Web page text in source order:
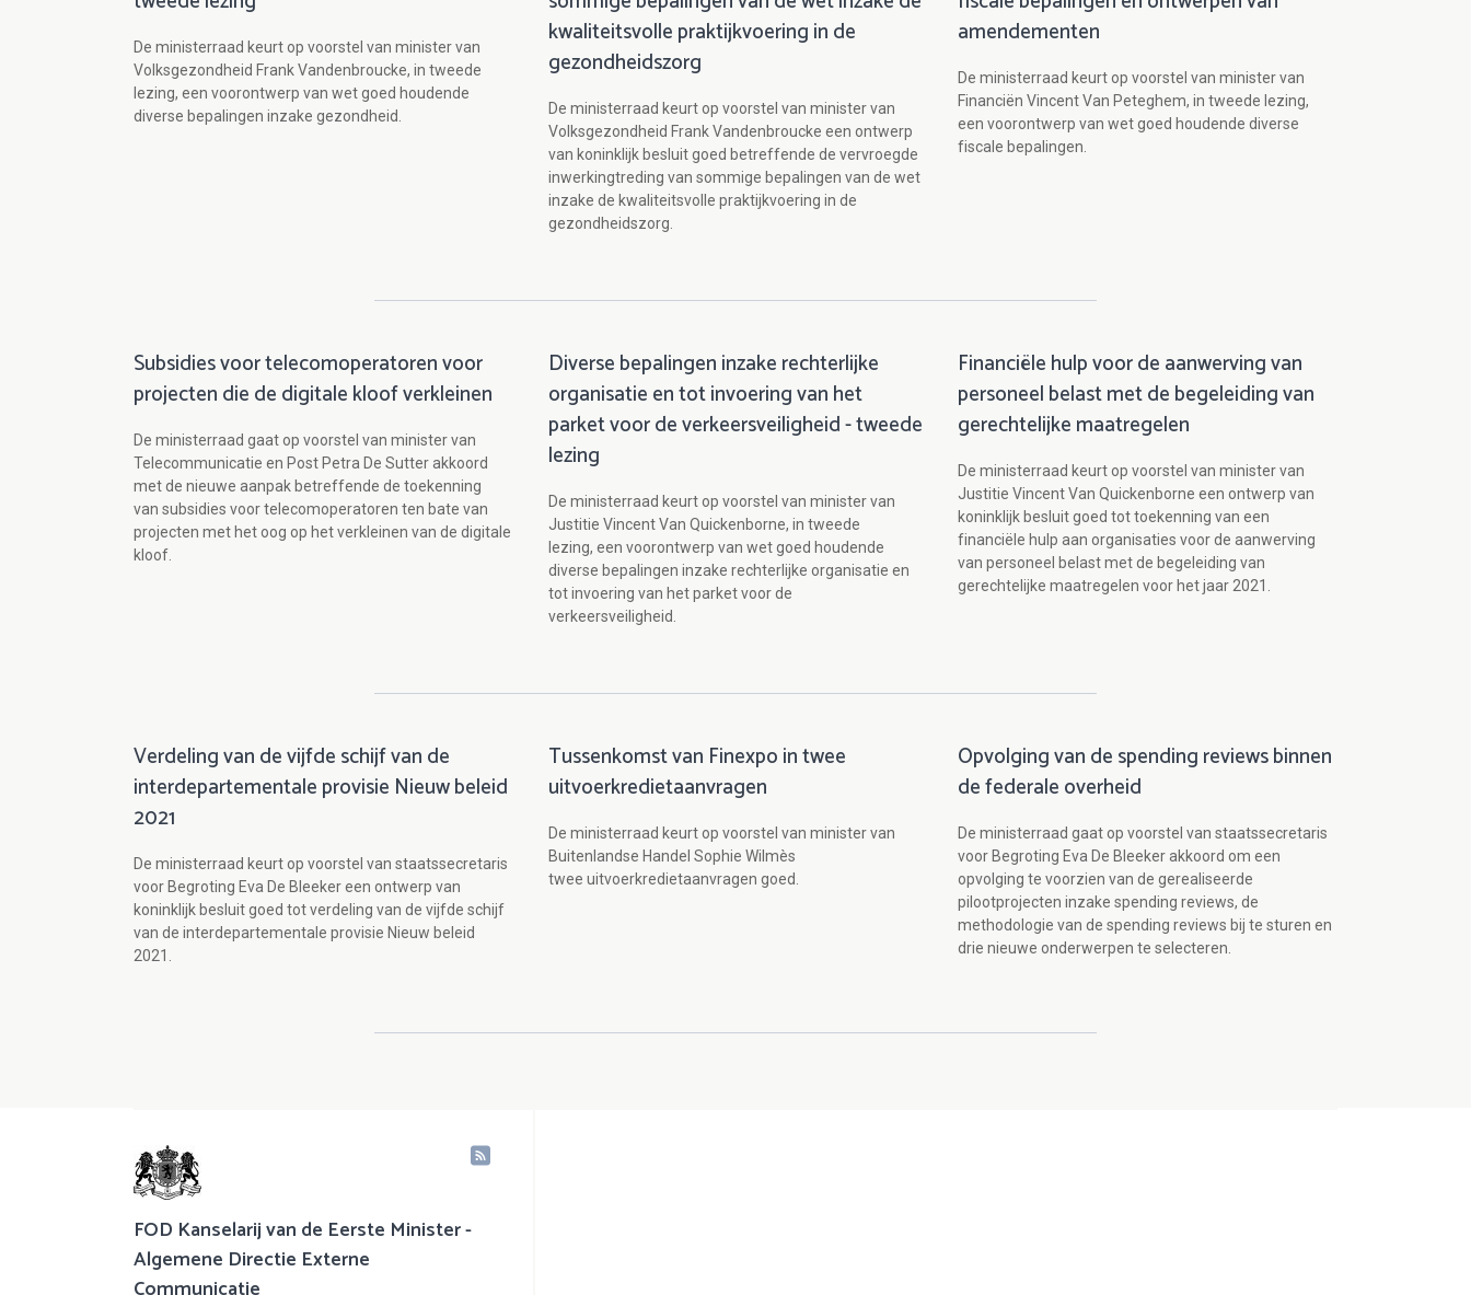
De ministerraad keurt op voorstel van minister van
Volksgezondheid Frank Vandenbroucke, in tweede
lezing, een voorontwerp van wet goed houdende
diverse bepalingen inzake gezondheid.
kwaliteitsvolle praktijkvoering in de
gezondheidszorg
De ministerraad keurt op voorstel van minister van
Volksgezondheid Frank Vandenbroucke een ontwerp
van koninklijk besluit goed betreffende de vervroegde
inwerkingtreding van sommige bepalingen van de wet
inzake de kwaliteitsvolle praktijkvoering in de
gezondheidszorg.
amendementen
De ministerraad keurt op voorstel van minister van
Financiën Vincent Van Peteghem, in tweede lezing,
een voorontwerp van wet goed houdende diverse
fiscale bepalingen.
Subsidies voor telecomoperatoren voor
projecten die de digitale kloof verkleinen
De ministerraad gaat op voorstel van minister van
Telecommunicatie en Post Petra De Sutter akkoord
met de nieuwe aanpak betreffende de toekenning
van subsidies voor telecomoperatoren ten bate van
projecten met het oog op het verkleinen van de digitale
kloof.
Diverse bepalingen inzake rechterlijke
organisatie en tot invoering van het
parket voor de verkeersveiligheid - tweede
lezing
De ministerraad keurt op voorstel van minister van
Justitie Vincent Van Quickenborne, in tweede
lezing, een voorontwerp van wet goed houdende
diverse bepalingen inzake rechterlijke organisatie en
tot invoering van het parket voor de
verkeersveiligheid.
Financiële hulp voor de aanwerving van
personeel belast met de begeleiding van
gerechtelijke maatregelen
De ministerraad keurt op voorstel van minister van
Justitie Vincent Van Quickenborne een ontwerp van
koninklijk besluit goed tot toekenning van een
financiële hulp aan organisaties voor de aanwerving
van personeel belast met de begeleiding van
gerechtelijke maatregelen voor het jaar 2021.
Verdeling van de vijfde schijf van de
interdepartementale provisie Nieuw beleid
2021
De ministerraad keurt op voorstel van staatssecretaris
voor Begroting Eva De Bleeker een ontwerp van
koninklijk besluit goed tot verdeling van de vijfde schijf
van de interdepartementale provisie Nieuw beleid
2021.
Tussenkomst van Finexpo in twee
uitvoerkredietaanvragen
De ministerraad keurt op voorstel van minister van
Buitenlandse Handel Sophie Wilmès
twee uitvoerkredietaanvragen goed.
Opvolging van de spending reviews binnen
de federale overheid
De ministerraad gaat op voorstel van staatssecretaris
voor Begroting Eva De Bleeker akkoord om een
opvolging te voorzien van de gerealiseerde
pilootprojecten inzake spending reviews, de
methodologie van de spending reviews bij te sturen en
drie nieuwe onderwerpen te selecteren.
FOD Kanselarij van de Eerste Minister -
Algemene Directie Externe